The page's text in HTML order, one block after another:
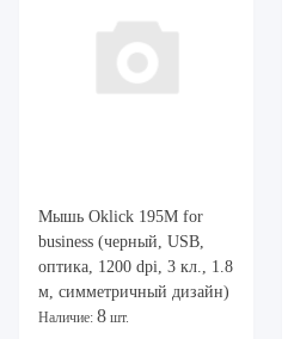
Мышь Oklick 195M for
business (черный, USB,
оптика, 1200 dpi, 3 кл., 1.8
м, симметричный дизайн)
[ M218 BLACK ]
Наличие: 8 шт.